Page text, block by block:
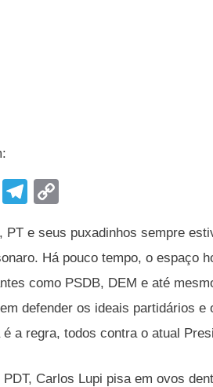
F
k
T
e
gr
a
m
p
y
Li
n
k
PT e seus puxadinhos sempre
Há pouco tempo, o
como PSDB, DEM e até
defender os ideais partidários
é a regra, todos contra o atual
Carlos Lupi pisa em ovos